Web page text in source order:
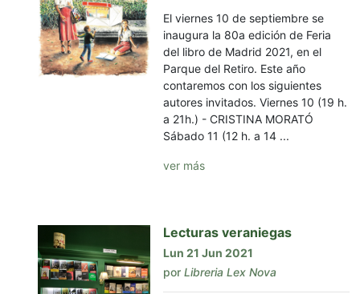
El viernes 10 de septiembre se
inaugura la 80a edición de Feria
del libro de Madrid 2021, en el
Parque del Retiro. Este año
contaremos con los siguientes
autores invitados. Viernes 10 (19 h.
a 21h.) - CRISTINA MORATÓ
Sábado 11 (12 h. a 14 ...
ver más
Lecturas veraniegas
Lun 21 Jun 2021
por Libreria Lex Nova